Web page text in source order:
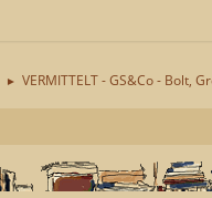
► VERMITTELT - GS&Co - Bolt,